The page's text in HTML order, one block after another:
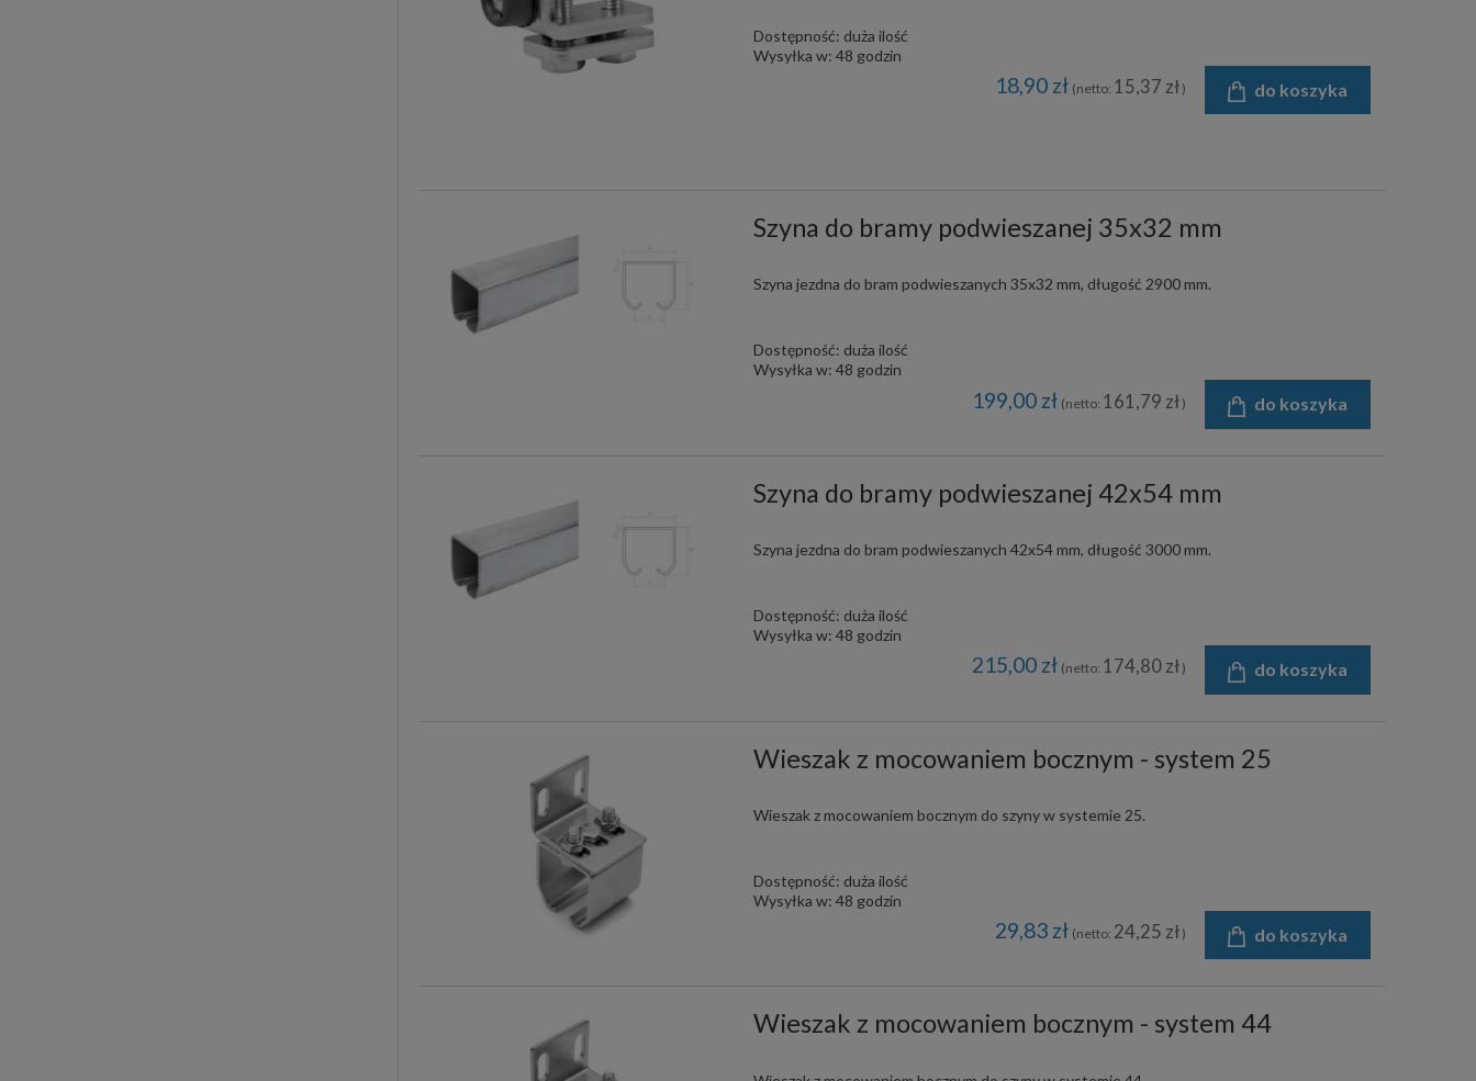
Dostępność: duża ilość
Wysyłka w: 48 godzin
18,90 zł (netto: 15,37 zł) do koszyka
Szyna do bramy podwieszanej 35x32 mm
Szyna jezdna do bram podwieszanych 35x32 mm, długość 2900 mm.
Dostępność: duża ilość
Wysyłka w: 48 godzin
199,00 zł (netto: 161,79 zł) do koszyka
Szyna do bramy podwieszanej 42x54 mm
Szyna jezdna do bram podwieszanych 42x54 mm, długość 3000 mm.
Dostępność: duża ilość
Wysyłka w: 48 godzin
215,00 zł (netto: 174,80 zł) do koszyka
Wieszak z mocowaniem bocznym - system 25
Wieszak z mocowaniem bocznym do szyny w systemie 25.
Dostępność: duża ilość
Wysyłka w: 48 godzin
29,83 zł (netto: 24,25 zł) do koszyka
Wieszak z mocowaniem bocznym - system 44